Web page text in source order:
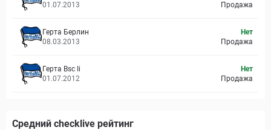
01.07.2013
Продажа
Герта Берлин
08.03.2013
Нет
Продажа
Герта Bsc Ii
01.07.2012
Нет
Продажа
Средний checklive рейтинг